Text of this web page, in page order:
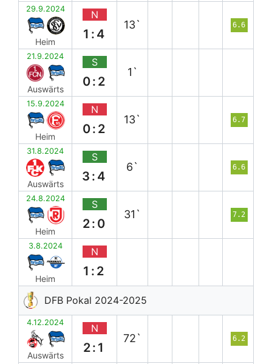
29.9.2024
Heim
N
1:4
13` 6.6
21.9.2024
Auswärts
S
0:2
1`
15.9.2024
Heim
N
0:2
13` 6.7
31.8.2024
Auswärts
S
3:4
6` 6.6
24.8.2024
Heim
S
2:0
31` 7.2
3.8.2024
Heim
N
1:2
DFB Pokal 2024-2025
4.12.2024
Auswärts
N
2:1
72` 6.2